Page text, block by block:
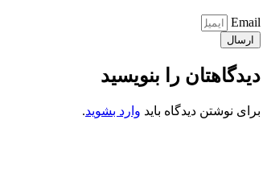
Email
ارسال
دیدگاهتان را بنویسید
برای نوشتن دیدگاه باید وارد بشوید.